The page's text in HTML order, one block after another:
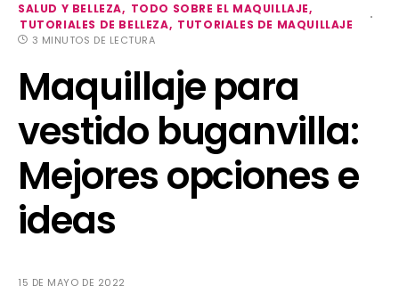
SALUD Y BELLEZA
TODO SOBRE EL MAQUILLAJE
TUTORIALES DE BELLEZA
TUTORIALES DE MAQUILLAJE
3 MINUTOS DE LECTURA
Maquillaje para
vestido buganvilla:
Mejores opciones e
ideas
15 DE MAYO DE 2022